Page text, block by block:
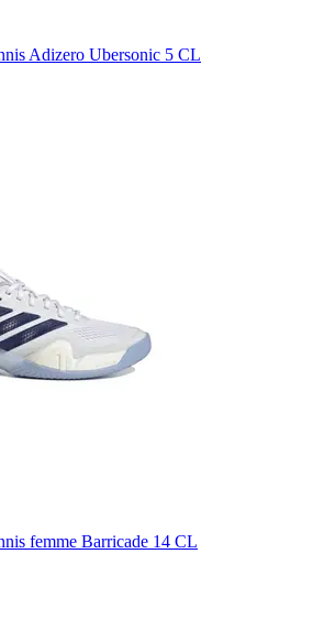
Adizero Ubersonic 5 CL
femme Barricade 14 CL